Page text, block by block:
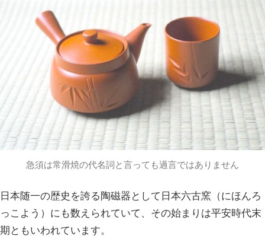
急須は常滑焼の代名詞と言っても過言ではありません
日本随一の歴史を誇る陶磁器として日本六古窯（にほんろ
っこよう）にも数えられていて、その始まりは平安時代末
期ともいわれています。